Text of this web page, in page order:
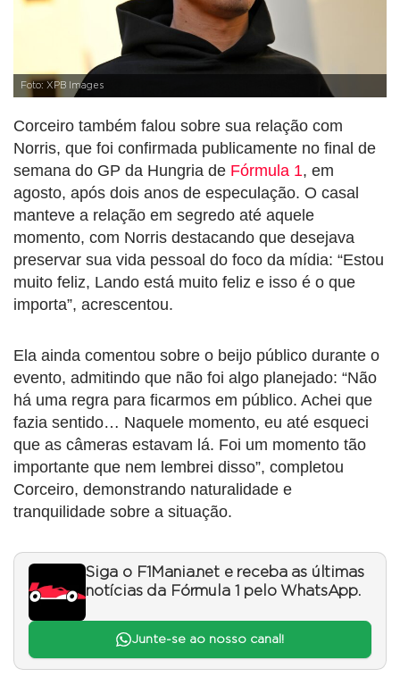
Foto: XPB Images
Corceiro também falou sobre sua relação com
Norris, que foi confirmada publicamente no final de
semana do GP da Hungria de Fórmula 1, em
agosto, após dois anos de especulação. O casal
manteve a relação em segredo até aquele
momento, com Norris destacando que desejava
preservar sua vida pessoal do foco da mídia: “Estou
muito feliz, Lando está muito feliz e isso é o que
importa”, acrescentou.
Ela ainda comentou sobre o beijo público durante o
evento, admitindo que não foi algo planejado: “Não
há uma regra para ficarmos em público. Achei que
fazia sentido… Naquele momento, eu até esqueci
que as câmeras estavam lá. Foi um momento tão
importante que nem lembrei disso”, completou
Corceiro, demonstrando naturalidade e
tranquilidade sobre a situação.
Siga o F1Mania.net e receba as últimas
notícias da Fórmula 1 pelo WhatsApp.
Junte-se ao nosso canal!